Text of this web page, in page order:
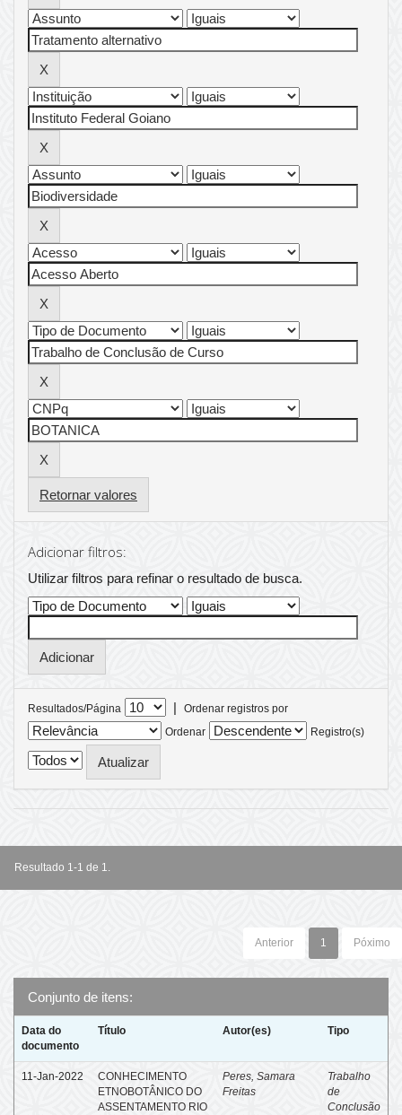
Retornar valores
Adicionar filtros:
Utilizar filtros para refinar o resultado de busca.
Resultados/Página |
Ordenar registros por
Ordenar
Registro(s)
Resultado 1-1 de 1.
Anterior 1 Póximo
Conjunto de itens:
Data do
documento
Título Autor(es) Tipo
11-Jan-2022
CONHECIMENTO
ETNOBOTÂNICO DO
ASSENTAMENTO RIO
Peres, Samara
Freitas
Trabalho
de
Conclusão